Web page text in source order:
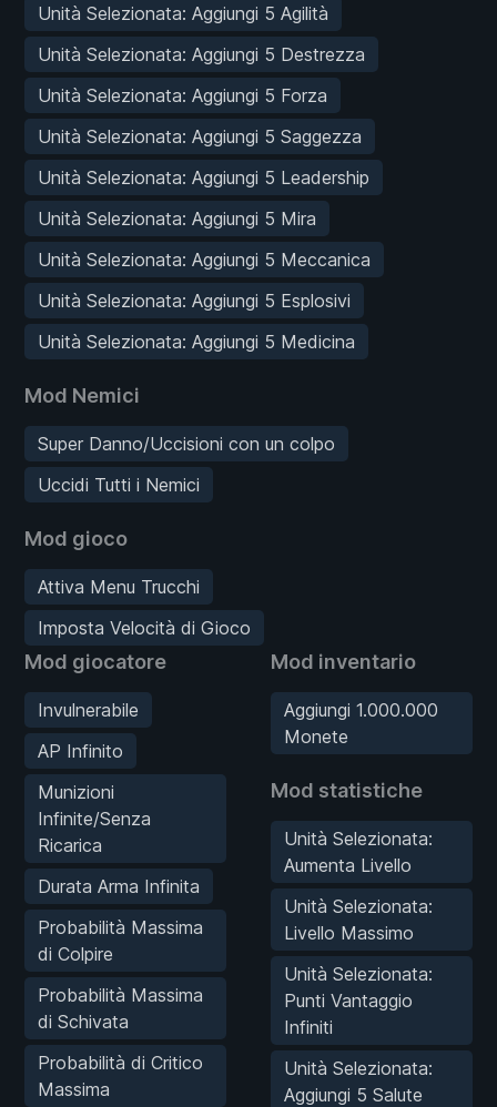
Unità Selezionata: Aggiungi 5 Agilità
Unità Selezionata: Aggiungi 5 Destrezza
Unità Selezionata: Aggiungi 5 Forza
Unità Selezionata: Aggiungi 5 Saggezza
Unità Selezionata: Aggiungi 5 Leadership
Unità Selezionata: Aggiungi 5 Mira
Unità Selezionata: Aggiungi 5 Meccanica
Unità Selezionata: Aggiungi 5 Esplosivi
Unità Selezionata: Aggiungi 5 Medicina
Mod Nemici
Super Danno/Uccisioni con un colpo
Uccidi Tutti i Nemici
Mod gioco
Attiva Menu Trucchi
Imposta Velocità di Gioco
Mod giocatore
Invulnerabile
AP Infinito
Munizioni
Infinite/Senza
Ricarica
Durata Arma Infinita
Probabilità Massima
di Colpire
Probabilità Massima
di Schivata
Probabilità di Critico
Massima
Mod inventario
Aggiungi 1.000.000
Monete
Mod statistiche
Unità Selezionata:
Aumenta Livello
Unità Selezionata:
Livello Massimo
Unità Selezionata:
Punti Vantaggio
Infiniti
Unità Selezionata:
Aggiungi 5 Salute